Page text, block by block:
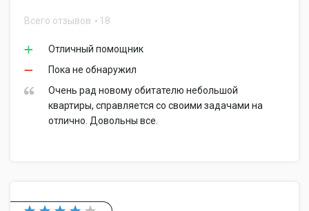
Всего отзывов 18
Отличный помощник
Пока не обнаружил
Очень рад новому обитателю небольшой
квартиры, справляется со своими задачами на
отлично. Довольны все.